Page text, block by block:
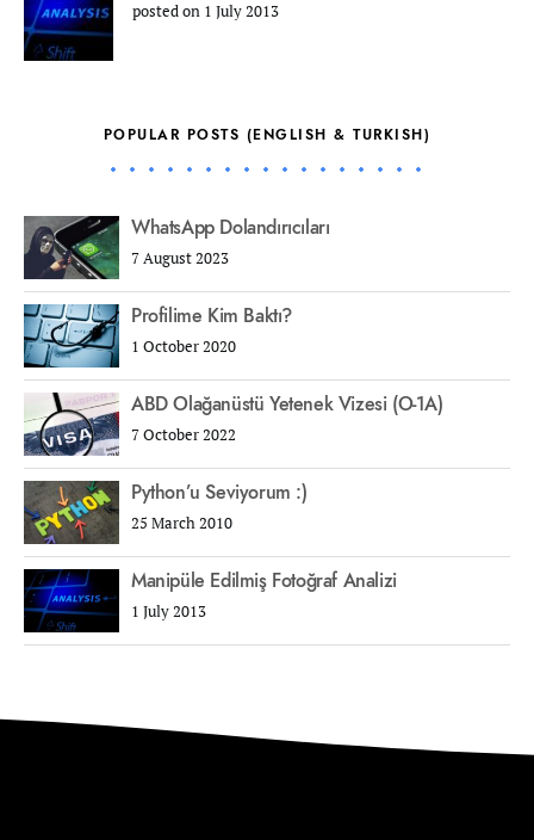
posted on 1 July 2013
POPULAR POSTS (ENGLISH & TURKISH)
WhatsApp Dolandırıcıları
7 August 2023
Profilime Kim Baktı?
1 October 2020
ABD Olağanüstü Yetenek Vizesi (O-1A)
7 October 2022
Python’u Seviyorum :)
25 March 2010
Manipüle Edilmiş Fotoğraf Analizi
1 July 2013